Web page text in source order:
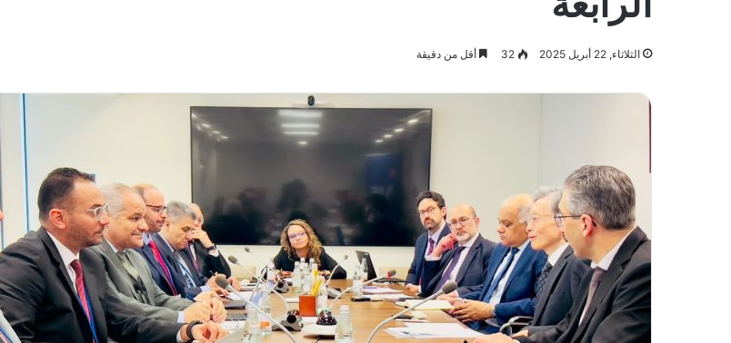
الثلاثاء, 22 أبريل 2025 32 أقل من دقيقة